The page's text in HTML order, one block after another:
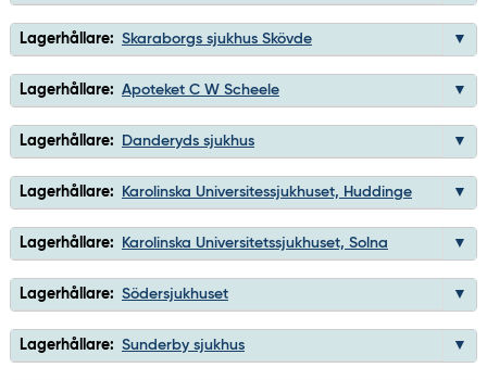
Lagerhållare: Skaraborgs sjukhus Skövde
Lagerhållare: Apoteket C W Scheele
Lagerhållare: Danderyds sjukhus
Lagerhållare: Karolinska Universitessjukhuset, Huddinge
Lagerhållare: Karolinska Universitetssjukhuset, Solna
Lagerhållare: Södersjukhuset
Lagerhållare: Sunderby sjukhus